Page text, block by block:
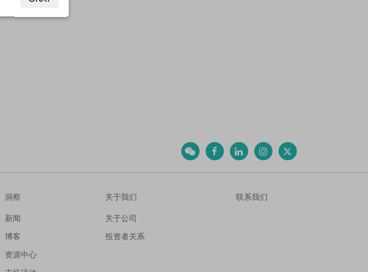
洞察
新闻
博客
资源中心
关于我们
关于公司
投资者关系
联系我们